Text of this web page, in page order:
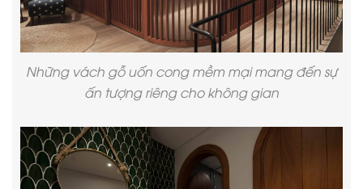
Những vách gỗ uốn cong mềm mại mang đến sự
ấn tượng riêng cho không gian